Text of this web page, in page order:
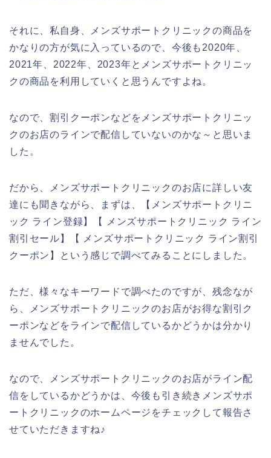
それに、私自身、メンズサポートクリニックの商品を
かなりの方が気に入っているので、今後も2020年、
2021年、2022年、2023年とメンズサポートクリニッ
クの商品を利用していくと思うんですよね。
なので、割引クーポンなどをメンズサポートクリニッ
クのお店のラインで配信していないのかな～と思いま
した。
だから、メンズサポートクリニックのお店に詳しい友
達にも聞きながら、まずは、【メンズサポートクリニ
ック ライン登録】【 メンズサポートクリニック ライン
割引セール】【 メンズサポートクリニック ライン割引
クーポン】という感じで調べてみることにしました。
ただ、様々なキーワードで調べたのですが、残念なが
ら、メンズサポートクリニックのお店がお得な割引ク
ーポンなどをラインで配信しているかどうかは分かり
ませんでした。
なので、メンズサポートクリニックのお店がライン配
信をしているかどうかは、今後も引き続きメンズサポ
ートクリニックのホームページをチェックして報告さ
せていただきますね♪